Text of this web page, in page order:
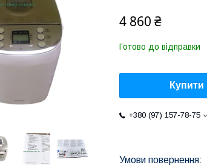
4 860 ₴
Готово до відправки
Купити
+380 (97) 157-78-75